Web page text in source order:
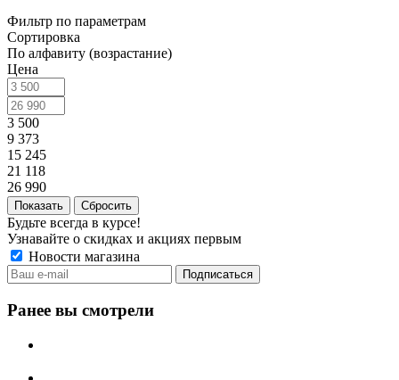
Фильтр по параметрам
Сортировка
По алфавиту (возрастание)
Цена
3 500
9 373
15 245
21 118
26 990
Сбросить
Будьте всегда в курсе!
Узнавайте о скидках и акциях первым
Новости магазина
Ранее вы смотрели